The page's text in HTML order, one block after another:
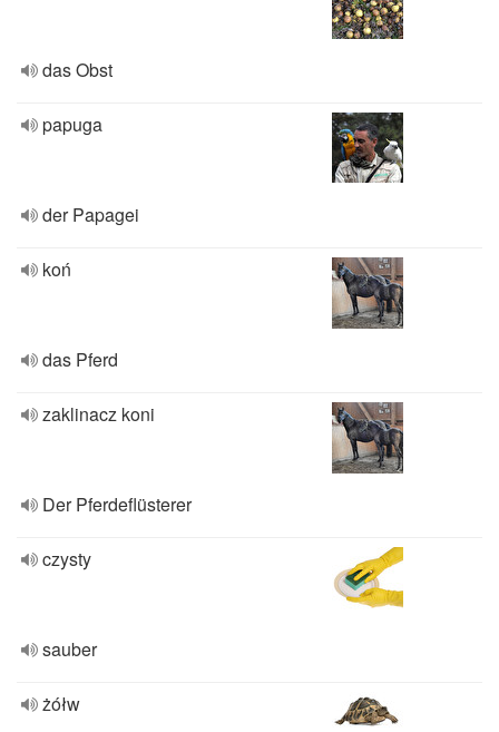
das Obst
papuga
der Papagei
koń
das Pferd
zaklinacz koni
Der Pferdeflüsterer
czysty
sauber
żółw